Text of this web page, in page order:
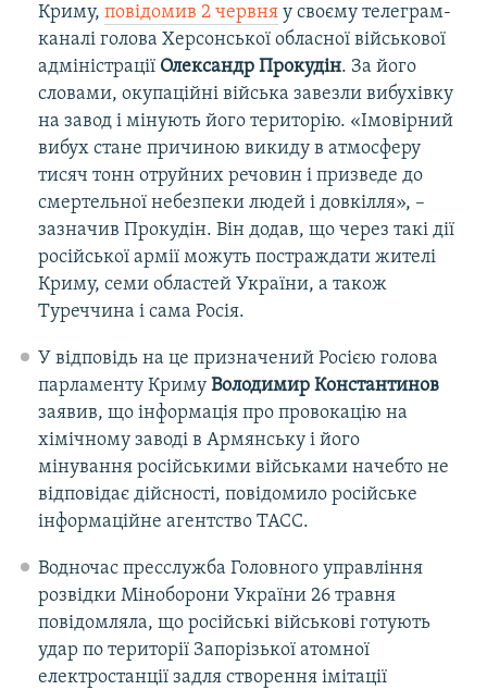
Криму, повідомив 2 червняу своєму телеграм-
каналі голова Херсонської обласної військової
адміністрації Олександр Прокудін. За його
словами, окупаційні війська завезли вибухівку
на завод і мінують його територію. «Імовірний
вибух стане причиною викиду в атмосферу
тисяч тонн отруйних речовин і призведе до
смертельної небезпеки людей і довкілля», –
зазначив Прокудін. Він додав, що через такі дії
російської армії можуть постраждати жителі
Криму, семи областей України, а також
Туреччина і сама Росія.
У відповідь на це призначений Росією голова
парламенту Криму Володимир Константинов
заявив, що інформація про провокацію на
хімічному заводі в Армянську і його
мінування російськими військами начебто не
відповідає дійсності, повідомило російське
інформаційне агентство ТАСС.
Водночас пресслужба Головного управління
розвідки Міноборони України 26 травня
повідомляла, що російські військові готують
удар по території Запорізької атомної
електростанції задля створення імітації